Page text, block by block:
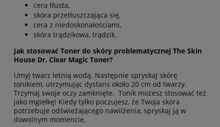
cera tłusta,
skóra przetłuszczająca się,
cera z niedoskonałościami,
skóra trądzikowa, trądzik.
Jak stosować Toner do skóry problematycznej The Skin
House Dr. Clear Magic Toner?
Umyj twarz letnią wodą. Następnie spryskaj skórę
tonikiem, utrzymując dystans około 20 cm od twarzy.
Trzymaj swoje oczy zamknięte. Tonik możesz stosować też
jako mgiełkę! Kiedy tylko poczujesz, że Twoja skóra
potrzebuje odświeżającego nawilżenia, spryskaj ją w
dowolnym momencie.